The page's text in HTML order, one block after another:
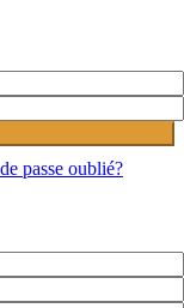
passe oublié?